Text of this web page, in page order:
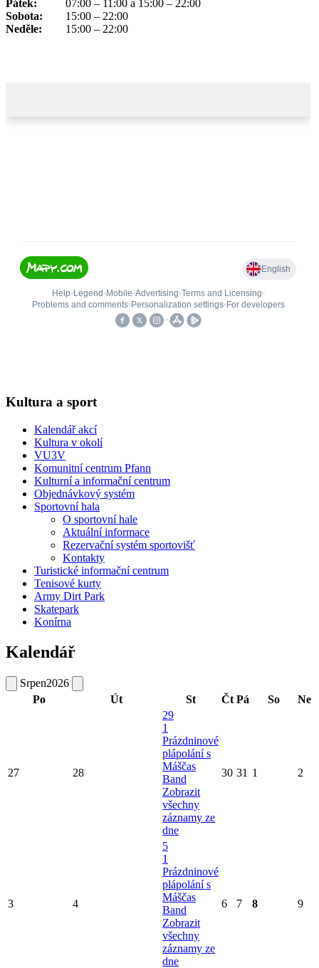
Pátek:
07:00 – 11:00 a 15:00 – 22:00
Sobota:
15:00 – 22:00
Neděle:
15:00 – 22:00
Kultura a sport
Kalendář akcí
Kultura v okolí
VU3V
Komunitní centrum Pfann
Kulturní a informační centrum
Objednávkový systém
Sportovní hala
O sportovní hale
Aktuální informace
Rezervační systém sportovišť
Kontakty
Turistické informační centrum
Tenisové kurty
Army Dirt Park
Skatepark
Konírna
Kalendář
Srpen2026
Po
Út St Čt Pá So Ne
27 28
29
1
Prázdninové
plápolání s
Máščas
Band
Zobrazit
všechny
záznamy ze
dne
30 31 1 2
3 4
5
1
Prázdninové
plápolání s
Máščas
Band
Zobrazit
všechny
záznamy ze
dne
6 7 8 9